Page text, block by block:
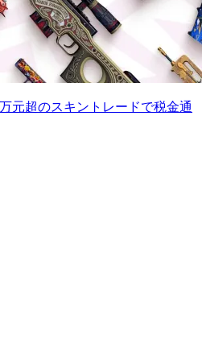
元超のスキントレードで税金通